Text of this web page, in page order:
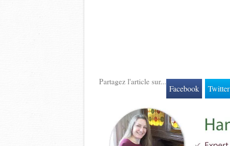
Partagez l'article sur...
Facebook Twitter